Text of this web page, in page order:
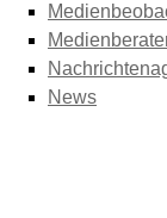
News